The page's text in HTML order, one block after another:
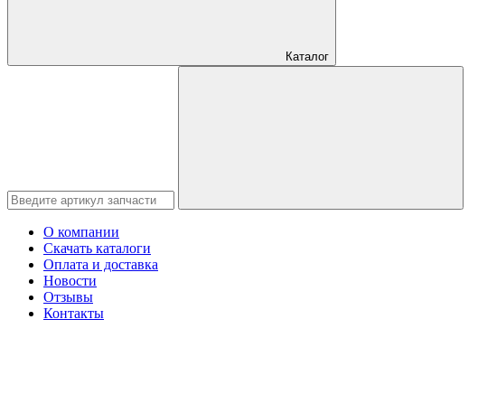
Каталог
О компании
Скачать каталоги
Оплата и доставка
Новости
Отзывы
Контакты